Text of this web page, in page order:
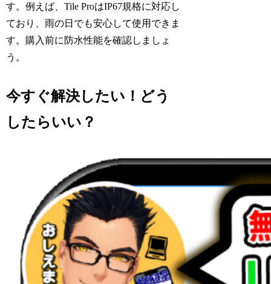
す。例えば、Tile ProはIP67規格に対応し
ており、雨の日でも安心して使用できま
す。購入前に防水性能を確認しましょ
う。
今すぐ解決したい！どう
したらいい？